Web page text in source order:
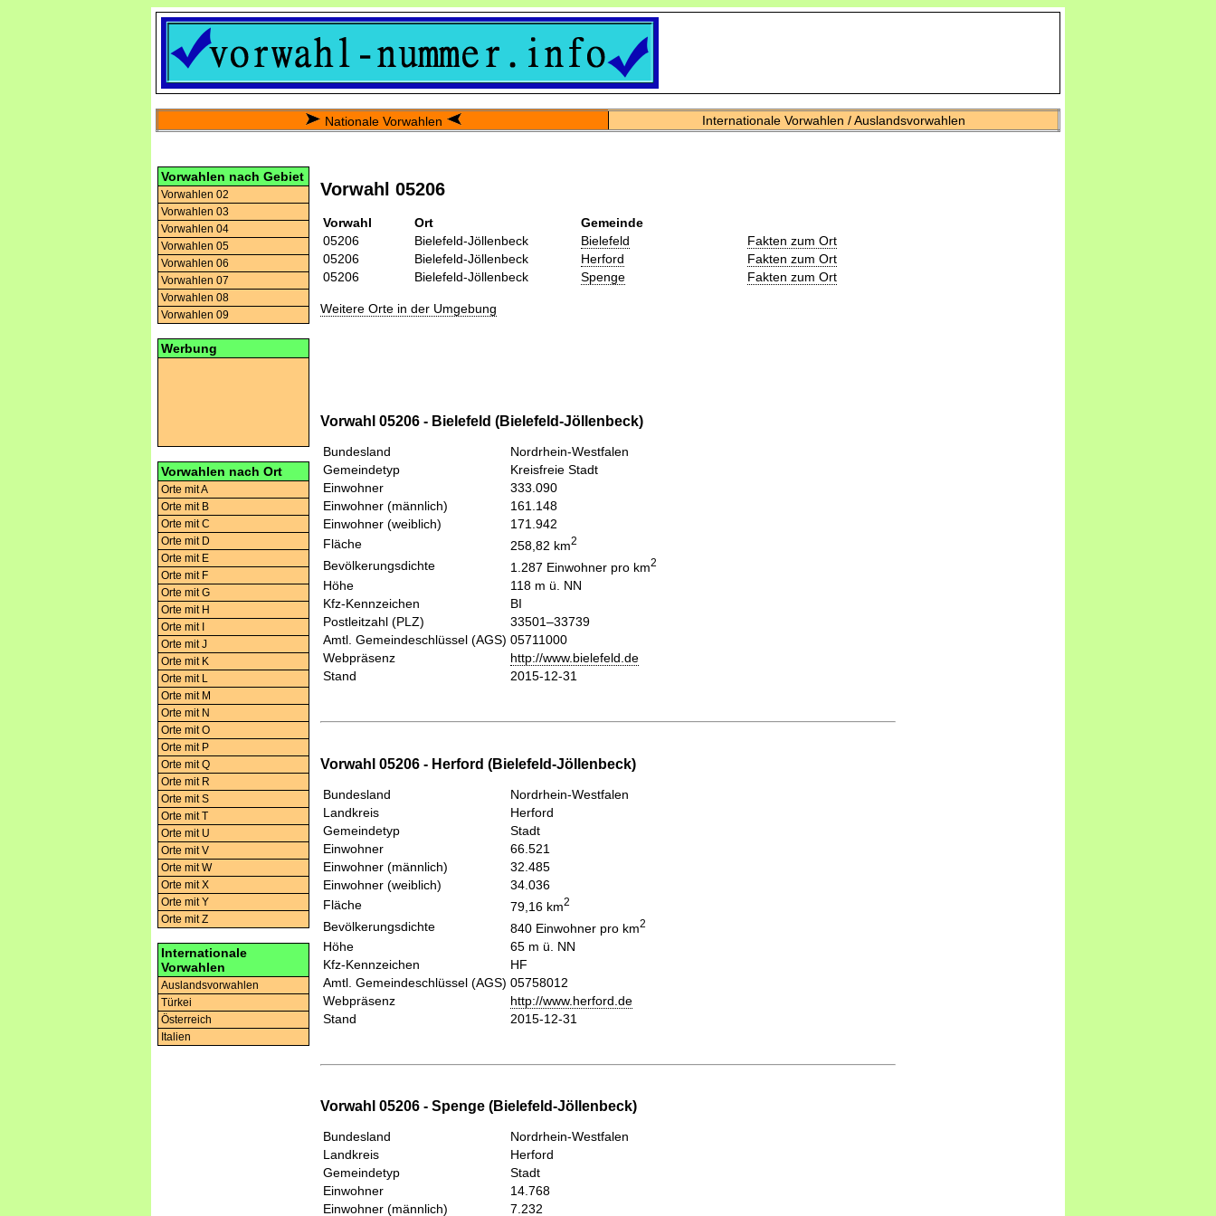
Nationale Vorwahlen Internationale Vorwahlen / Auslandsvorwahlen
Vorwahlen nach Gebiet
Vorwahlen 02
Vorwahlen 03
Vorwahlen 04
Vorwahlen 05
Vorwahlen 06
Vorwahlen 07
Vorwahlen 08
Vorwahlen 09
Werbung
Vorwahlen nach Ort
Orte mit A
Orte mit B
Orte mit C
Orte mit D
Orte mit E
Orte mit F
Orte mit G
Orte mit H
Orte mit I
Orte mit J
Orte mit K
Orte mit L
Orte mit M
Orte mit N
Orte mit O
Orte mit P
Orte mit Q
Orte mit R
Orte mit S
Orte mit T
Orte mit U
Orte mit V
Orte mit W
Orte mit X
Orte mit Y
Orte mit Z
Internationale
Vorwahlen
Auslandsvorwahlen
Türkei
Österreich
Italien
Vorwahl 05206
Vorwahl Ort
Gemeinde
05206
Bielefeld-Jöllenbeck Bielefeld
Fakten zum Ort
05206
Bielefeld-Jöllenbeck Herford
Fakten zum Ort
05206
Bielefeld-Jöllenbeck Spenge Fakten zum Ort
Weitere Orte in der Umgebung
Vorwahl 05206 - Bielefeld (Bielefeld-Jöllenbeck)
Bundesland
Nordrhein-Westfalen
Gemeindetyp
Kreisfreie Stadt
Einwohner
333.090
Einwohner (männlich)
161.148
Einwohner (weiblich)
171.942
Fläche
258,82 km2
Bevölkerungsdichte 1.287 Einwohner pro km2
Höhe
118 m ü. NN
Kfz-Kennzeichen
BI
Postleitzahl (PLZ)
33501–33739
Amtl. Gemeindeschlüssel (AGS) 05711000
Webpräsenz
http://www.bielefeld.de
Stand
2015-12-31
Vorwahl 05206 - Herford (Bielefeld-Jöllenbeck)
Bundesland
Nordrhein-Westfalen
Landkreis
Herford
Gemeindetyp
Stadt
Einwohner
66.521
Einwohner (männlich)
32.485
Einwohner (weiblich)
34.036
Fläche
79,16 km2
Bevölkerungsdichte 840 Einwohner pro km2
Höhe
65 m ü. NN
Kfz-Kennzeichen
HF
Amtl. Gemeindeschlüssel (AGS) 05758012
Webpräsenz
http://www.herford.de
Stand
2015-12-31
Vorwahl 05206 - Spenge (Bielefeld-Jöllenbeck)
Bundesland
Nordrhein-Westfalen
Landkreis
Herford
Gemeindetyp
Stadt
Einwohner
14.768
Einwohner (männlich)
7.232